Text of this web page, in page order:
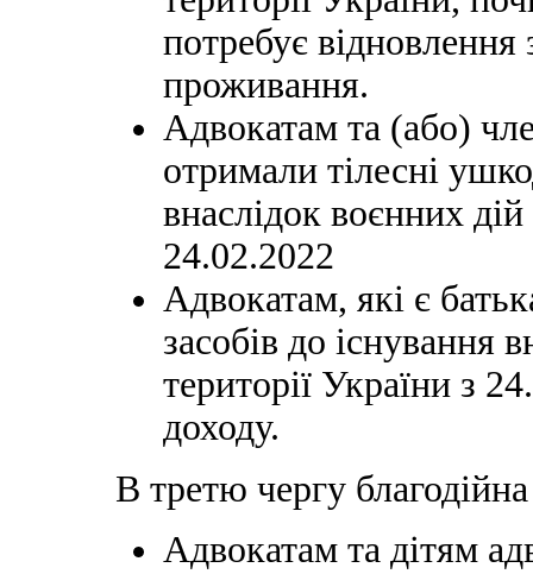
потребує
проживання.
Адвокатам та (або)
отримали тілесні
внаслідок воєнних
24.02.2022
Адвокатам, які є
засобів до існування
території України з
доходу.
В третю чергу
Адвокатам та дітям